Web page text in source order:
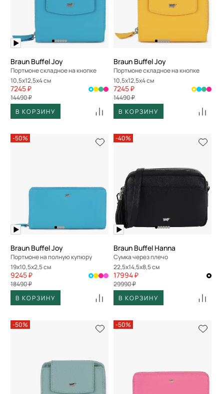
Braun Buffel Joy
Портмоне складное на кнопке
10,5x12,5x4 см
7245 ₽
14490 ₽
В КОРЗИНУ
Braun Buffel Joy
Портмоне складное на кнопке
10,5x12,5x4 см
7245 ₽
14490 ₽
В КОРЗИНУ
-50%
Braun Buffel Joy
Портмоне на полную купюру
19x10,5x2,5 см
9245 ₽
18490 ₽
В КОРЗИНУ
-40%
Braun Buffel Hanna
Сумка через плечо
22,5x14,5x8,5 см
17994 ₽
29990 ₽
В КОРЗИНУ
-50% -50%